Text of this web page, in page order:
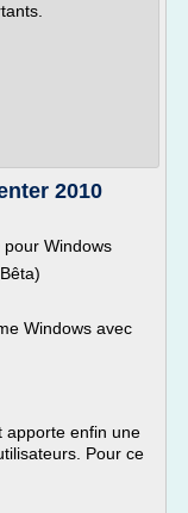
2010
Windows
Windows avec
apporte enfin une
Pour ce